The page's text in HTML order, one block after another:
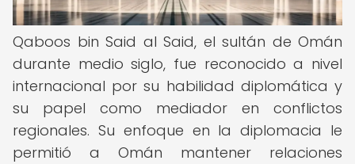
Qaboos bin Said al Said, el sultán de Omán
durante medio siglo, fue reconocido a nivel
internacional por su habilidad diplomática y
su papel como mediador en conflictos
regionales. Su enfoque en la diplomacia le
permitió a Omán mantener relaciones